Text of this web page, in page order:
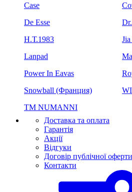
Case
De Esse
H.Т.1983
Jia
Lanpad
Power In Eavas
Snowball (Франция)
ТМ NUMANNI
Доставка та оплата
Гарантія
Акції
Відгуки
Договір публічної оферти
Контакти